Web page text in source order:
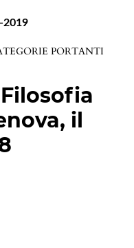
2019
PORTANTI
il